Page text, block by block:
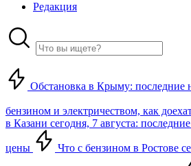
Редакция
Обстановка в Крыму: последние
бензином и электричеством, как
в Казани сегодня, 7 августа:
цены Что с бензином в Ростове